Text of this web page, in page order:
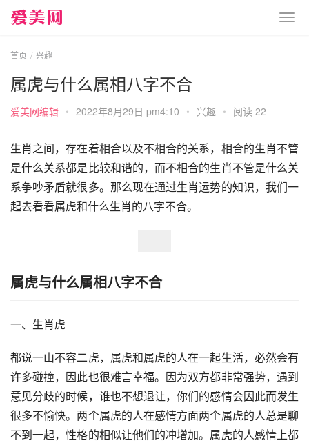
首页 兴趣
属虎与什么属相八字不合
爱美网编辑 • 2022年8月29日 pm4:10 • 兴趣 • 阅读 22
生肖之间，存在着相合以及不相合的关系，相合的生肖不管
是什么关系都是比较和谐的，而不相合的生肖不管是什么关
系争吵矛盾就很多。那么现在通过生肖运势的知识，我们一
起去看看属虎和什么生肖的八字不合。
属虎与什么属相八字不合
一、生肖虎
都说一山不容二虎，属虎和属虎的人在一起生活，必然会有
许多碰撞，因此也很难言幸福。因为双方都非常强势，遇到
意见分歧的时候，谁也不想退让，你们的感情会因此而发生
很多不愉快。两个属虎的人在感情方面两个属虎的人总是聊
不到一起，性格的相似让他们的冲增加。属虎的人感情上都